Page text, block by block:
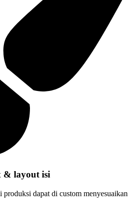
& layout isi
produksi dapat di custom menyesuaikan